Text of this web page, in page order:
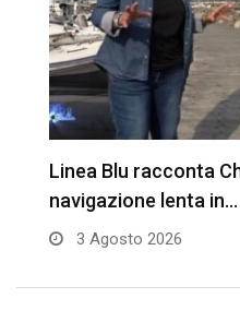
Linea Blu racconta
navigazione lenta in…
3 Agosto 2026